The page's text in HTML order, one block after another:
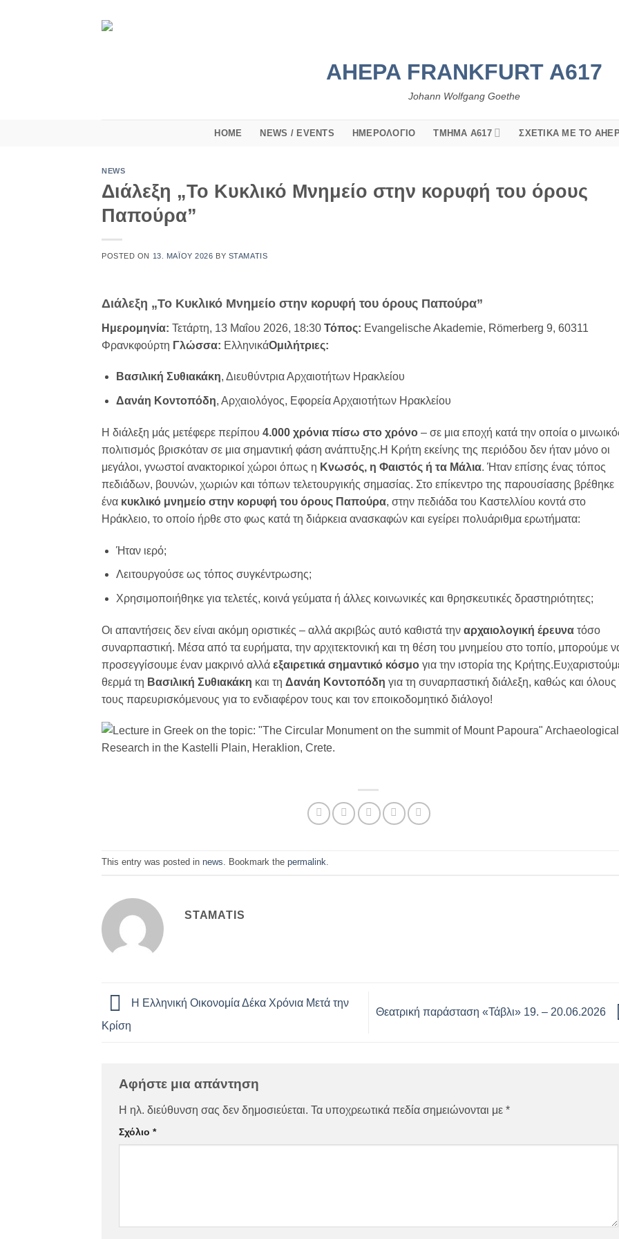
AHEPA FRANKFURT A617
Johann Wolfgang Goethe
HOME NEWS / EVENTS ΗΜΕΡΟΛΌΓΙΟ ΤΜΉΜΑ Α617 ΣΧΕΤΙΚΆ ΜΕ ΤΟ
NEWS
Διάλεξη „Το Κυκλικό Μνημείο στην κορυφή του όρους
Παπούρα”
POSTED ON 13. ΜΑΪ́ΟΥ 2026 BY STAMATIS
Διάλεξη „Το Κυκλικό Μνημείο στην κορυφή του όρους Παπούρα”
Ημερομηνία: Τετάρτη, 13 Μαΐου 2026, 18:30 Τόπος: Evangelische Akademie, Römerberg 9, 60311
Φρανκφούρτη Γλώσσα: ΕλληνικάΟμιλήτριες:
Βασιλική Συθιακάκη, Διευθύντρια Αρχαιοτήτων Ηρακλείου
Δανάη Κοντοπόδη, Αρχαιολόγος, Εφορεία Αρχαιοτήτων Ηρακλείου
Η διάλεξη μάς μετέφερε περίπου 4.000 χρόνια πίσω στο χρόνο – σε μια εποχή κατά την οποία ο
πολιτισμός βρισκόταν σε μια σημαντική φάση ανάπτυξης.Η Κρήτη εκείνης της περιόδου δεν ήταν μόνο οι
μεγάλοι, γνωστοί ανακτορικοί χώροι όπως η Κνωσός, η Φαιστός ή τα Μάλια. Ήταν επίσης ένας τόπος
πεδιάδων, βουνών, χωριών και τόπων τελετουργικής σημασίας. Στο επίκεντρο της παρουσίασης βρέθηκε
ένα κυκλικό μνημείο στην κορυφή του όρους Παπούρα, στην πεδιάδα του Καστελλίου κοντά στο
Ηράκλειο, το οποίο ήρθε στο φως κατά τη διάρκεια ανασκαφών και εγείρει πολυάριθμα ερωτήματα:
Ήταν ιερό;
Λειτουργούσε ως τόπος συγκέντρωσης;
Χρησιμοποιήθηκε για τελετές, κοινά γεύματα ή άλλες κοινωνικές και θρησκευτικές δραστηριότητες;
Οι απαντήσεις δεν είναι ακόμη οριστικές – αλλά ακριβώς αυτό καθιστά την αρχαιολογική έρευνα τόσο
συναρπαστική. Μέσα από τα ευρήματα, την αρχιτεκτονική και τη θέση του μνημείου στο τοπίο, μπορούμε
προσεγγίσουμε έναν μακρινό αλλά εξαιρετικά σημαντικό κόσμο για την ιστορία της Κρήτης.
θερμά τη Βασιλική Συθιακάκη και τη Δανάη Κοντοπόδη για τη συναρπαστική διάλεξη, καθώς και όλους
τους παρευρισκόμενους για το ενδιαφέρον τους και τον εποικοδομητικό διάλογο!
This entry was posted in news. Bookmark the permalink.
STAMATIS
Η Ελληνική Οικονομία Δέκα Χρόνια Μετά την
Κρίση
Θεατρική παράσταση «Τάβλι» 19. – 20.06.2026
Αφήστε μια απάντηση
Η ηλ. διεύθυνση σας δεν δημοσιεύεται. Τα υποχρεωτικά πεδία σημειώνονται με *
Σχόλιο *